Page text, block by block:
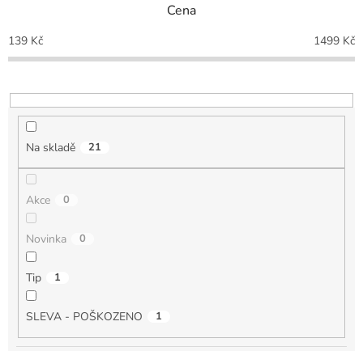
p
r
o
u
Cena
139 Kč 1499 Kč
Na skladě 21
Akce 0
Novinka 0
Tip 1
SLEVA - POŠKOZENO 1